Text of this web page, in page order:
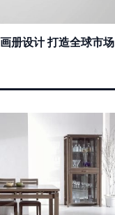
册设计 打造全球市场